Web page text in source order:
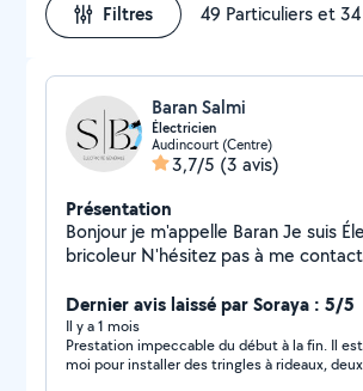
Filtres 49 Particuliers et
Baran Salmi
Électricien
Audincourt (Centre)
3,7/5 (3 avis)
Présentation
Bonjour je m'appelle Baran Je suis
bricoleur N'hésitez pas à me
Dernier avis laissé par Soraya : 5/5
Il y a 1 mois
Prestation impeccable du début à la fin. Il
moi pour installer des tringles à rideaux,